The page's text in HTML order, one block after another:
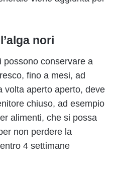
nori
possono conservare a
fino a mesi, ad
volta aperto aperto, deve
chiuso, ad esempio
alimenti, che si possa
non perdere la
4 settimane